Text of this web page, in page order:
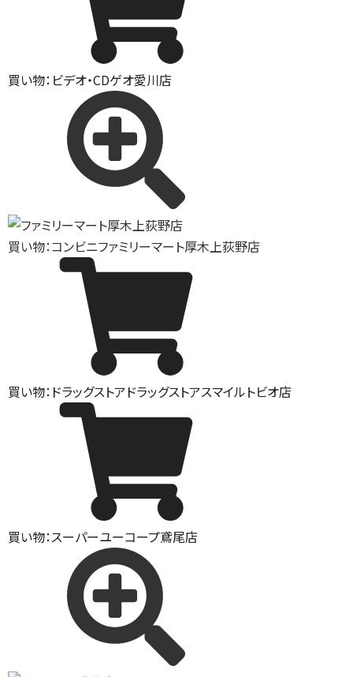
買い物：ビデオ・CDゲオ愛川店
買い物：コンビニファミリーマート厚木上荻野店
買い物：ドラッグストアドラッグストアスマイルトビオ店
買い物：スーパーユーコープ鳶尾店